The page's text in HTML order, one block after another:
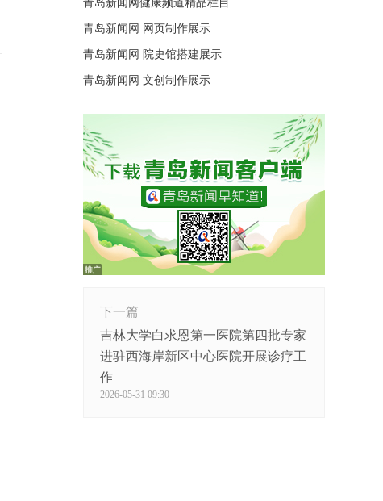
青岛新闻网健康频道精品栏目
青岛新闻网 网页制作展示
青岛新闻网 院史馆搭建展示
青岛新闻网 文创制作展示
下一篇
吉林大学白求恩第一医院第四批专家
进驻西海岸新区中心医院开展诊疗工
作
2026-05-31 09:30